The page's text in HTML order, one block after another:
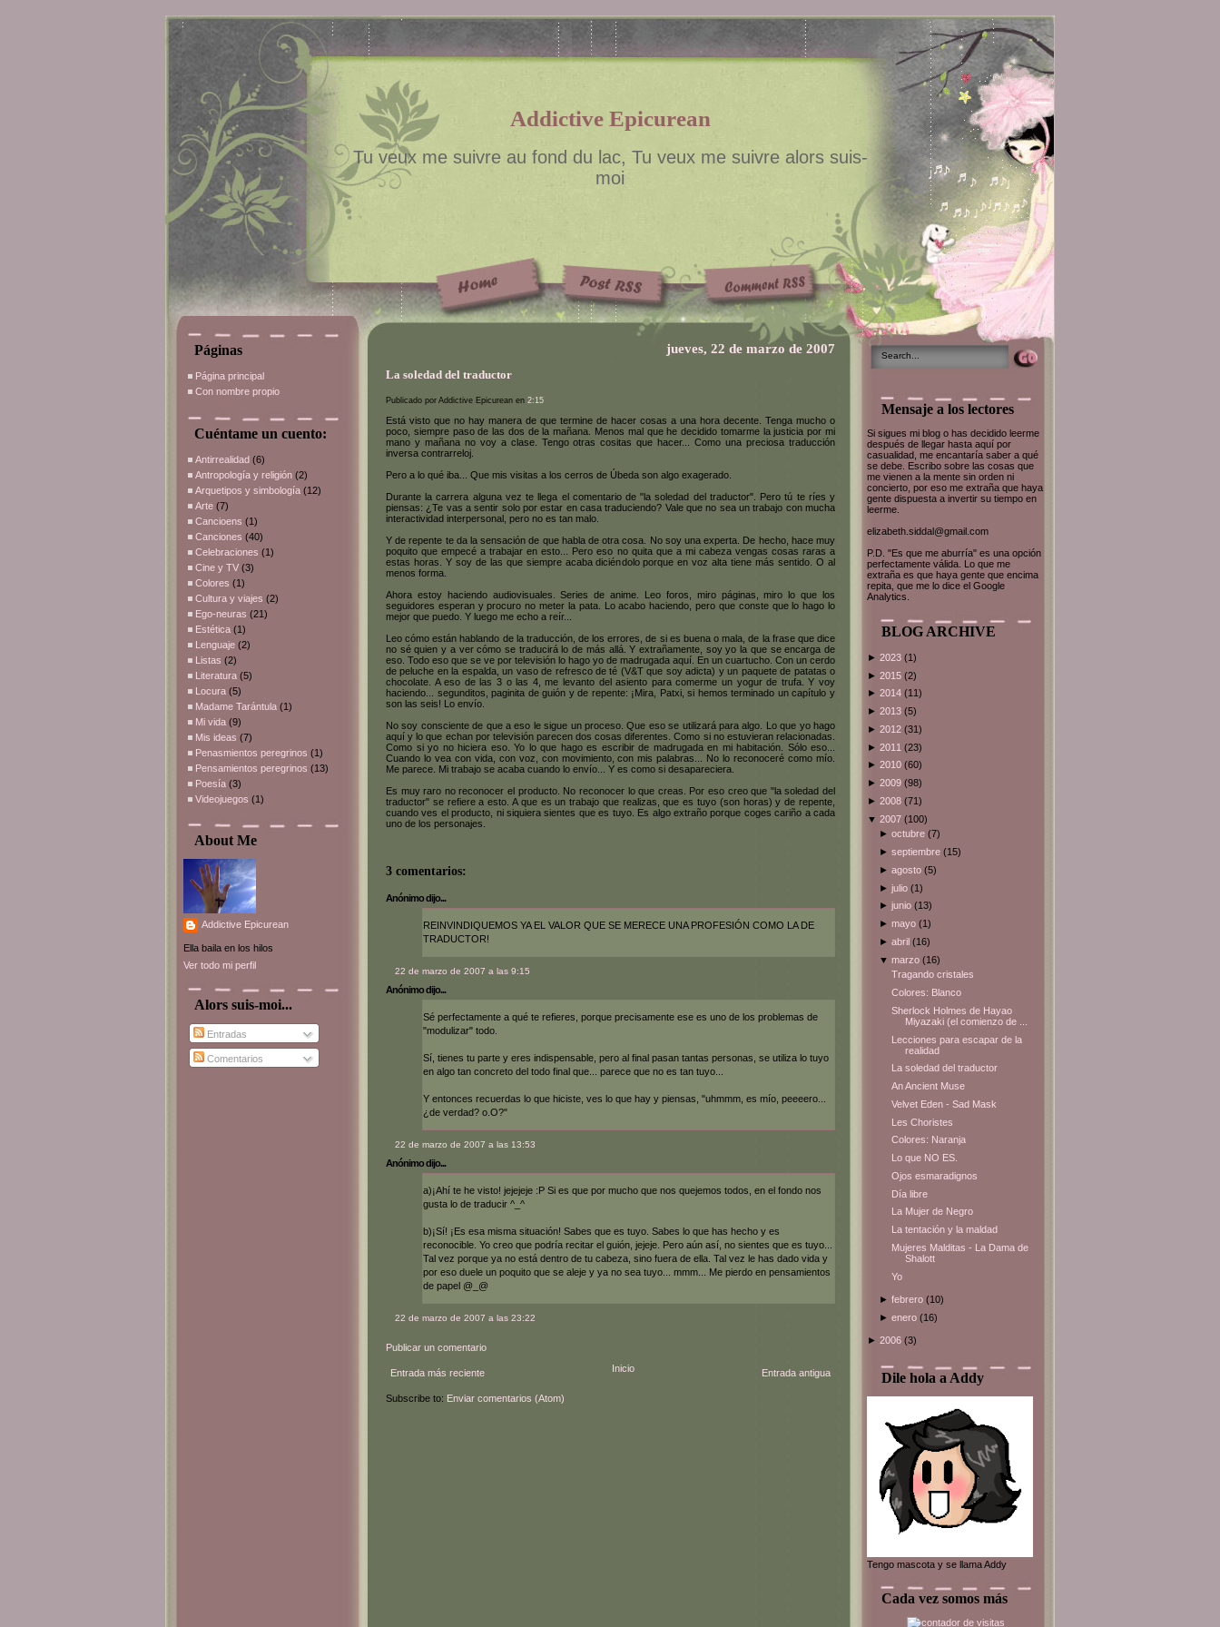
Addictive Epicurean
Tu veux me suivre au fond du lac, Tu veux me suivre alors suis-
moi
Páginas
Página principal
Con nombre propio
Cuéntame un cuento:
Antirrealidad (6)
Antropología y religión (2)
Arquetipos y simbología (12)
Arte (7)
Cancioens (1)
Canciones (40)
Celebraciones (1)
Cine y TV (3)
Colores (1)
Cultura y viajes (2)
Ego-neuras (21)
Estética (1)
Lenguaje (2)
Listas (2)
Literatura (5)
Locura (5)
Madame Tarántula (1)
Mi vida (9)
Mis ideas (7)
Penasmientos peregrinos (1)
Pensamientos peregrinos (13)
Poesía (3)
Videojuegos (1)
About Me
Addictive Epicurean
Ella baila en los hilos
Ver todo mi perfil
Alors suis-moi...
Entradas
Comentarios
jueves, 22 de marzo de 2007
La soledad del traductor
Publicado por Addictive Epicurean en 2:15
Está visto que no hay manera de que termine de hacer cosas a una hora decente. Tenga mucho o
poco, siempre paso de las dos de la mañana. Menos mal que he decidido tomarme la justicia por mi
mano y mañana no voy a clase. Tengo otras cositas que hacer... Como una preciosa traducción
inversa contrarreloj.
Pero a lo qué iba... Que mis visitas a los cerros de Úbeda son algo exagerado.
Durante la carrera alguna vez te llega el comentario de "la soledad del traductor". Pero tú te ríes y
piensas: ¿Te vas a sentir solo por estar en casa traduciendo? Vale que no sea un trabajo con mucha
interactividad interpersonal, pero no es tan malo.
Y de repente te da la sensación de que habla de otra cosa. No soy una experta. De hecho, hace muy
poquito que empecé a trabajar en esto... Pero eso no quita que a mi cabeza vengas cosas raras a
estas horas. Y soy de las que siempre acaba diciéndolo porque en voz alta tiene más sentido. O al
menos forma.
Ahora estoy haciendo audiovisuales. Series de anime. Leo foros, miro páginas, miro lo que los
seguidores esperan y procuro no meter la pata. Lo acabo haciendo, pero que conste que lo hago lo
mejor que puedo. Y luego me echo a reír...
Leo cómo están hablando de la traducción, de los errores, de si es buena o mala, de la frase que dice
no sé quien y a ver cómo se traducirá lo de más allá. Y extrañamente, soy yo la que se encarga de
eso. Todo eso que se ve por televisión lo hago yo de madrugada aquí. En un cuartucho. Con un cerdo
de peluche en la espalda, un vaso de refresco de té (V&T que soy adicta) y un paquete de patatas o
chocolate. A eso de las 3 o las 4, me levanto del asiento para comerme un yogur de trufa. Y voy
haciendo... segunditos, paginita de guión y de repente: ¡Mira, Patxi, si hemos terminado un capítulo y
son las seis! Lo envío.
No soy consciente de que a eso le sigue un proceso. Que eso se utilizará para algo. Lo que yo hago
aquí y lo que echan por televisión parecen dos cosas diferentes. Como si no estuvieran relacionadas.
Como si yo no hiciera eso. Yo lo que hago es escribir de madrugada en mi habitación. Sólo eso...
Cuando lo vea con vida, con voz, con movimiento, con mis palabras... No lo reconoceré como mío.
Me parece. Mi trabajo se acaba cuando lo envío... Y es como si desapareciera.
Es muy raro no reconocer el producto. No reconocer lo que creas. Por eso creo que "la soledad del
traductor" se refiere a esto. A que es un trabajo que realizas, que es tuyo (son horas) y de repente,
cuando ves el producto, ni siquiera sientes que es tuyo. Es algo extraño porque coges cariño a cada
uno de los personajes.
3 comentarios:
Anónimo dijo...
REINVINDIQUEMOS YA EL VALOR QUE SE MERECE UNA PROFESIÓN COMO LA DE
TRADUCTOR!
22 de marzo de 2007 a las 9:15
Anónimo dijo...
Sé perfectamente a qué te refieres, porque precisamente ese es uno de los problemas de
"modulizar" todo.
Sí, tienes tu parte y eres indispensable, pero al final pasan tantas personas, se utiliza lo tuyo
en algo tan concreto del todo final que... parece que no es tan tuyo...
Y entonces recuerdas lo que hiciste, ves lo que hay y piensas, "uhmmm, es mío, peeeero...
¿de verdad? o.O?"
22 de marzo de 2007 a las 13:53
Anónimo dijo...
a)¡Ahí te he visto! jejejeje :P Si es que por mucho que nos quejemos todos, en el fondo nos
gusta lo de traducir ^_^
b)¡Sí! ¡Es esa misma situación! Sabes que es tuyo. Sabes lo que has hecho y es
reconocible. Yo creo que podría recitar el guión, jejeje. Pero aún así, no sientes que es tuyo...
Tal vez porque ya no está dentro de tu cabeza, sino fuera de ella. Tal vez le has dado vida y
por eso duele un poquito que se aleje y ya no sea tuyo... mmm... Me pierdo en pensamientos
de papel @_@
22 de marzo de 2007 a las 23:22
Publicar un comentario
Entrada más reciente Entrada antigua
Inicio
Subscribe to: Enviar comentarios (Atom)
Mensaje a los lectores
Si sigues mi blog o has decidido leerme
después de llegar hasta aquí por
casualidad, me encantaría saber a qué
se debe. Escribo sobre las cosas que
me vienen a la mente sin orden ni
concierto, por eso me extraña que haya
gente dispuesta a invertir su tiempo en
leerme.
elizabeth.siddal@gmail.com
P.D. "Es que me aburría" es una opción
perfectamente válida. Lo que me
extraña es que haya gente que encima
repita, que me lo dice el Google
Analytics.
BLOG ARCHIVE
► 2023 (1)
► 2015 (2)
► 2014 (11)
► 2013 (5)
► 2012 (31)
► 2011 (23)
► 2010 (60)
► 2009 (98)
► 2008 (71)
▼ 2007 (100)
►octubre(7)
►septiembre(15)
►agosto(5)
►julio(1)
►junio(13)
►mayo(1)
►abril(16)
▼marzo(16)
Tragando cristales
Colores: Blanco
Sherlock Holmes de Hayao
Miyazaki (el comienzo de ...
Lecciones para escapar de la
realidad
La soledad del traductor
An Ancient Muse
Velvet Eden - Sad Mask
Les Choristes
Colores: Naranja
Lo que NO ES.
Ojos esmaradignos
Día libre
La Mujer de Negro
La tentación y la maldad
Mujeres Malditas - La Dama de
Shalott
Yo
►febrero(10)
►enero(16)
► 2006 (3)
Dile hola a Addy
Tengo mascota y se llama Addy
Cada vez somos más